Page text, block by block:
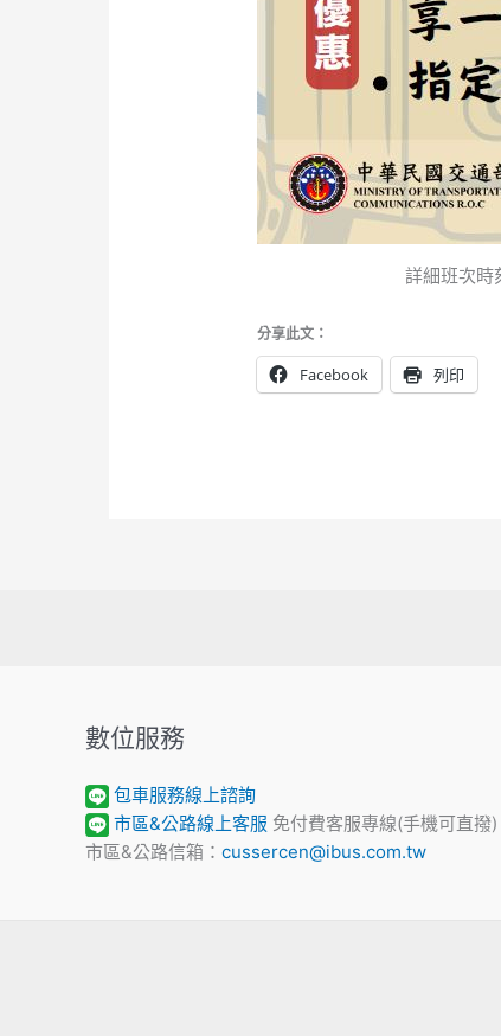
詳細班次時
分享此文：
Facebook 列印
數位服務
包車服務線上諮詢
市區&公路線上客服 免付費客服專線(手機可直
市區&公路信箱： cussercen@ibus.com.tw